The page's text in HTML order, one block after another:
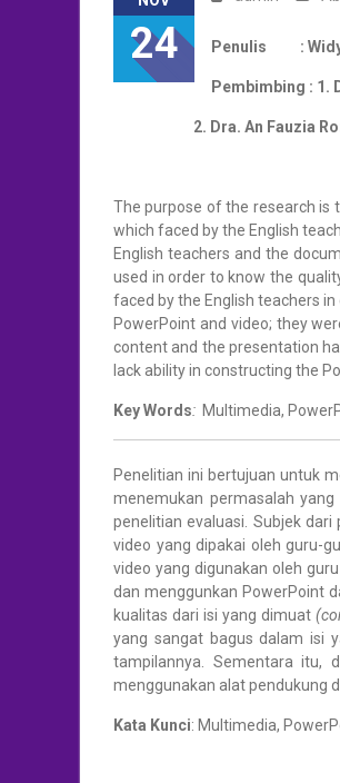
24 Penulis : Widya
Pembimbing : 1.
2. Dra. An Fauzia
The purpose of the research is
which faced by the English
English teachers and the
used in order to know the
faced by the English teachers
PowerPoint and video; they
content and the presentation
lack ability in constructing the
Key Words: Multimedia,
Penelitian ini bertujuan untuk
menemukan permasalah
penelitian evaluasi. Subjek
video yang dipakai oleh guru-
video yang digunakan oleh
dan menggunkan PowerPoint
kualitas dari isi yang dimuat
yang sangat bagus dalam isi
tampilannya. Sementara itu,
menggunakan alat pendukung
Kata Kunci: Multimedia,